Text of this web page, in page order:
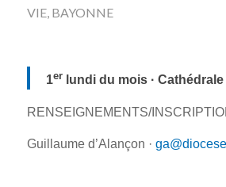
VIE, BAYONNE
1erlundi du mois ·
RENSEIGNEMENTS/
Guillaume d’Alançon ·